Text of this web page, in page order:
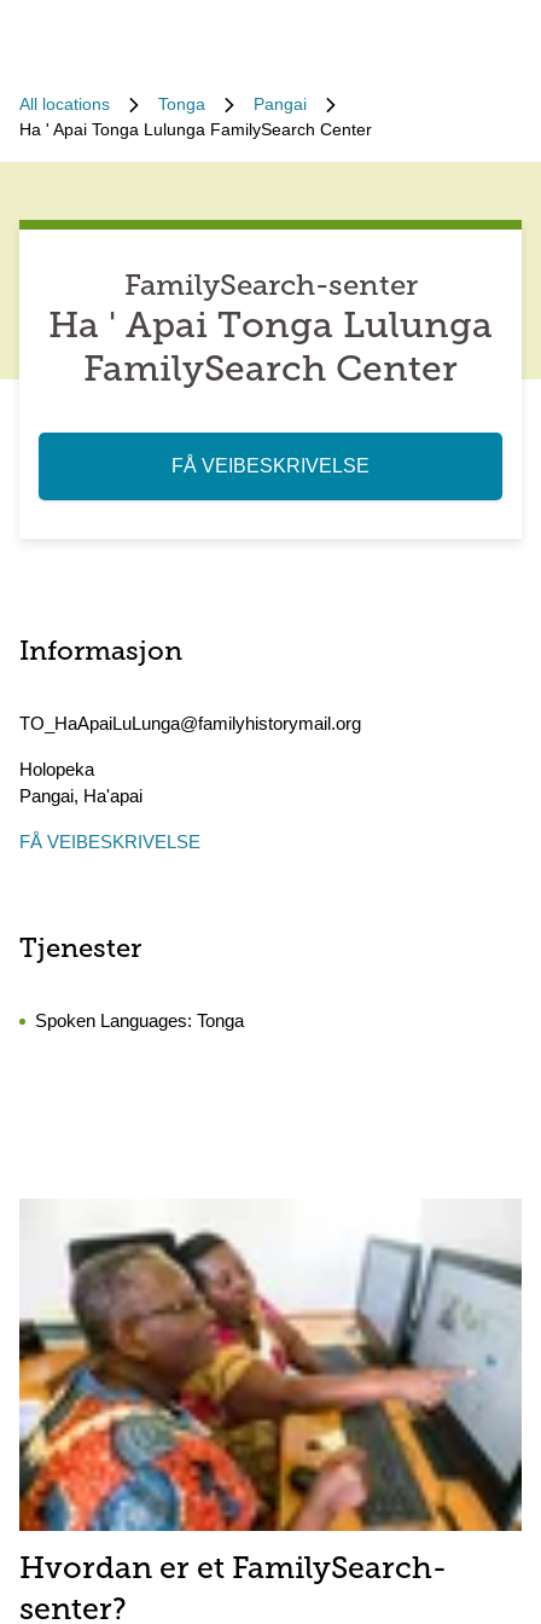
All locations Tonga
Pangai
Ha ' Apai Tonga Lulunga FamilySearch Center
FamilySearch-senter
Ha ' Apai Tonga Lulunga
FamilySearch Center
FÅ VEIBESKRIVELSE
Informasjon
TO_HaApaiLuLunga@familyhistorymail.org
Holopeka
Pangai, Ha'apai
FÅ VEIBESKRIVELSE
Tjenester
Spoken Languages: Tonga
Hvordan er et FamilySearch-
senter?